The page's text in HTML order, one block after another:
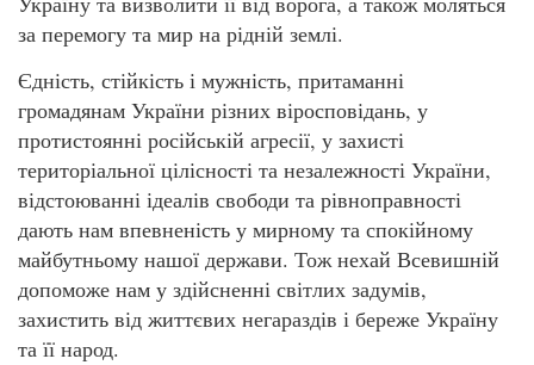
за перемогу та мир на рідній землі.
Єдність, стійкість і мужність, притаманні
громадянам України різних віросповідань, у
протистоянні російській агресії, у захисті
територіальної цілісності та незалежності України,
відстоюванні ідеалів свободи та рівноправності
дають нам впевненість у мирному та спокійному
майбутньому нашої держави. Тож нехай Всевишній
допоможе нам у здійсненні світлих задумів,
захистить від життєвих негараздів і береже Україну
та її народ.